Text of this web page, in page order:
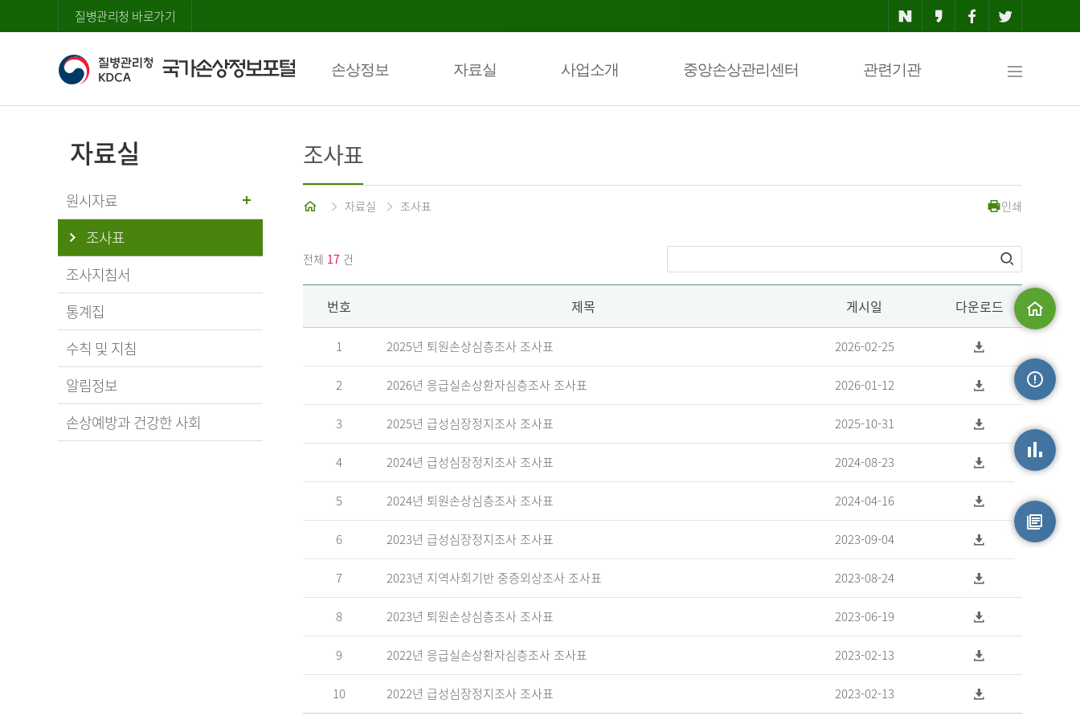
질병관리청 바로가기
손상정보 자료실 사업소개 중앙손상관리센터 관련기관
맵
자료실
원시자료
조사표
조사지침서
통계집
수칙 및 지침
알림정보
손상예방과 건강한 사회
조사표
홈 자료실 조사표 인쇄
전체 17 건
번호 제목 게시일 다운로드
1 2025년 퇴원손상심층조사 조사표 2026-02-25
2 2026년 응급실손상환자심층조사 조사표 2026-01-12
3 2025년 급성심장정지조사 조사표 2025-10-31
4 2024년 급성심장정지조사 조사표 2024-08-23
5 2024년 퇴원손상심층조사 조사표 2024-04-16
6 2023년 급성심장정지조사 조사표 2023-09-04
7 2023년 지역사회기반 중증외상조사 조사표 2023-08-24
8 2023년 퇴원손상심층조사 조사표 2023-06-19
9 2022년 응급실손상환자심층조사 조사표 2023-02-13
10 2022년 급성심장정지조사 조사표 2023-02-13